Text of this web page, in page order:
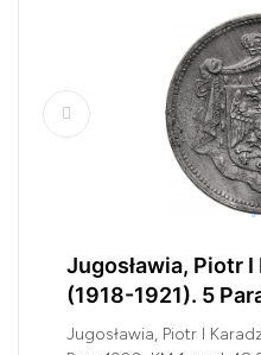
Jugosławia, Piotr
(1918-1921). 5
Jugosławia, Piotr I